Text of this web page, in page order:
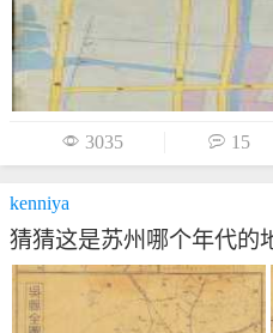
 3035  15
kenniya
猜猜这是苏州哪个年代的